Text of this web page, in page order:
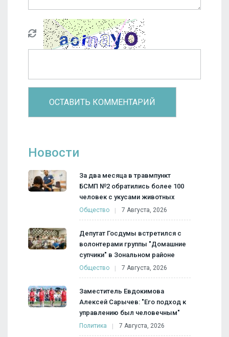
Новости
За два месяца в травмпункт
БСМП №2 обратились более 100
человек с укусами животных
Общество 7 Августа, 2026
Депутат Госдумы встретился с
волонтерами группы "Домашние
супчики" в Зональном районе
Общество 7 Августа, 2026
Заместитель Евдокимова
Алексей Сарычев: "Его подход к
управлению был человечным"
Политика 7 Августа, 2026